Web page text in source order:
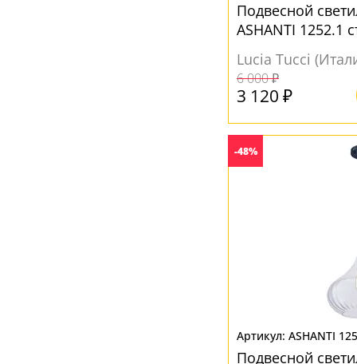
Подвесной
ASHANTI 1252.1
Lucia Tucci
6 000 ₽
3 120 ₽
-48%
ASHANTI
Подвесной